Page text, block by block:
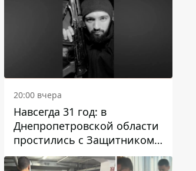
20:00 вчера
Навсегда 31 год: в
Днепропетровской области
простились с Защитником
Александром Репиным